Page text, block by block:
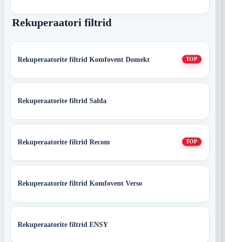
Rekuperaatori filtrid
Rekuperaatorite filtrid Komfovent Domekt TOP
Rekuperaatorite filtrid Salda
Rekuperaatorite filtrid Recom TOP
Rekuperaatorite filtrid Komfovent Verso
Rekuperaatorite filtrid ENSY